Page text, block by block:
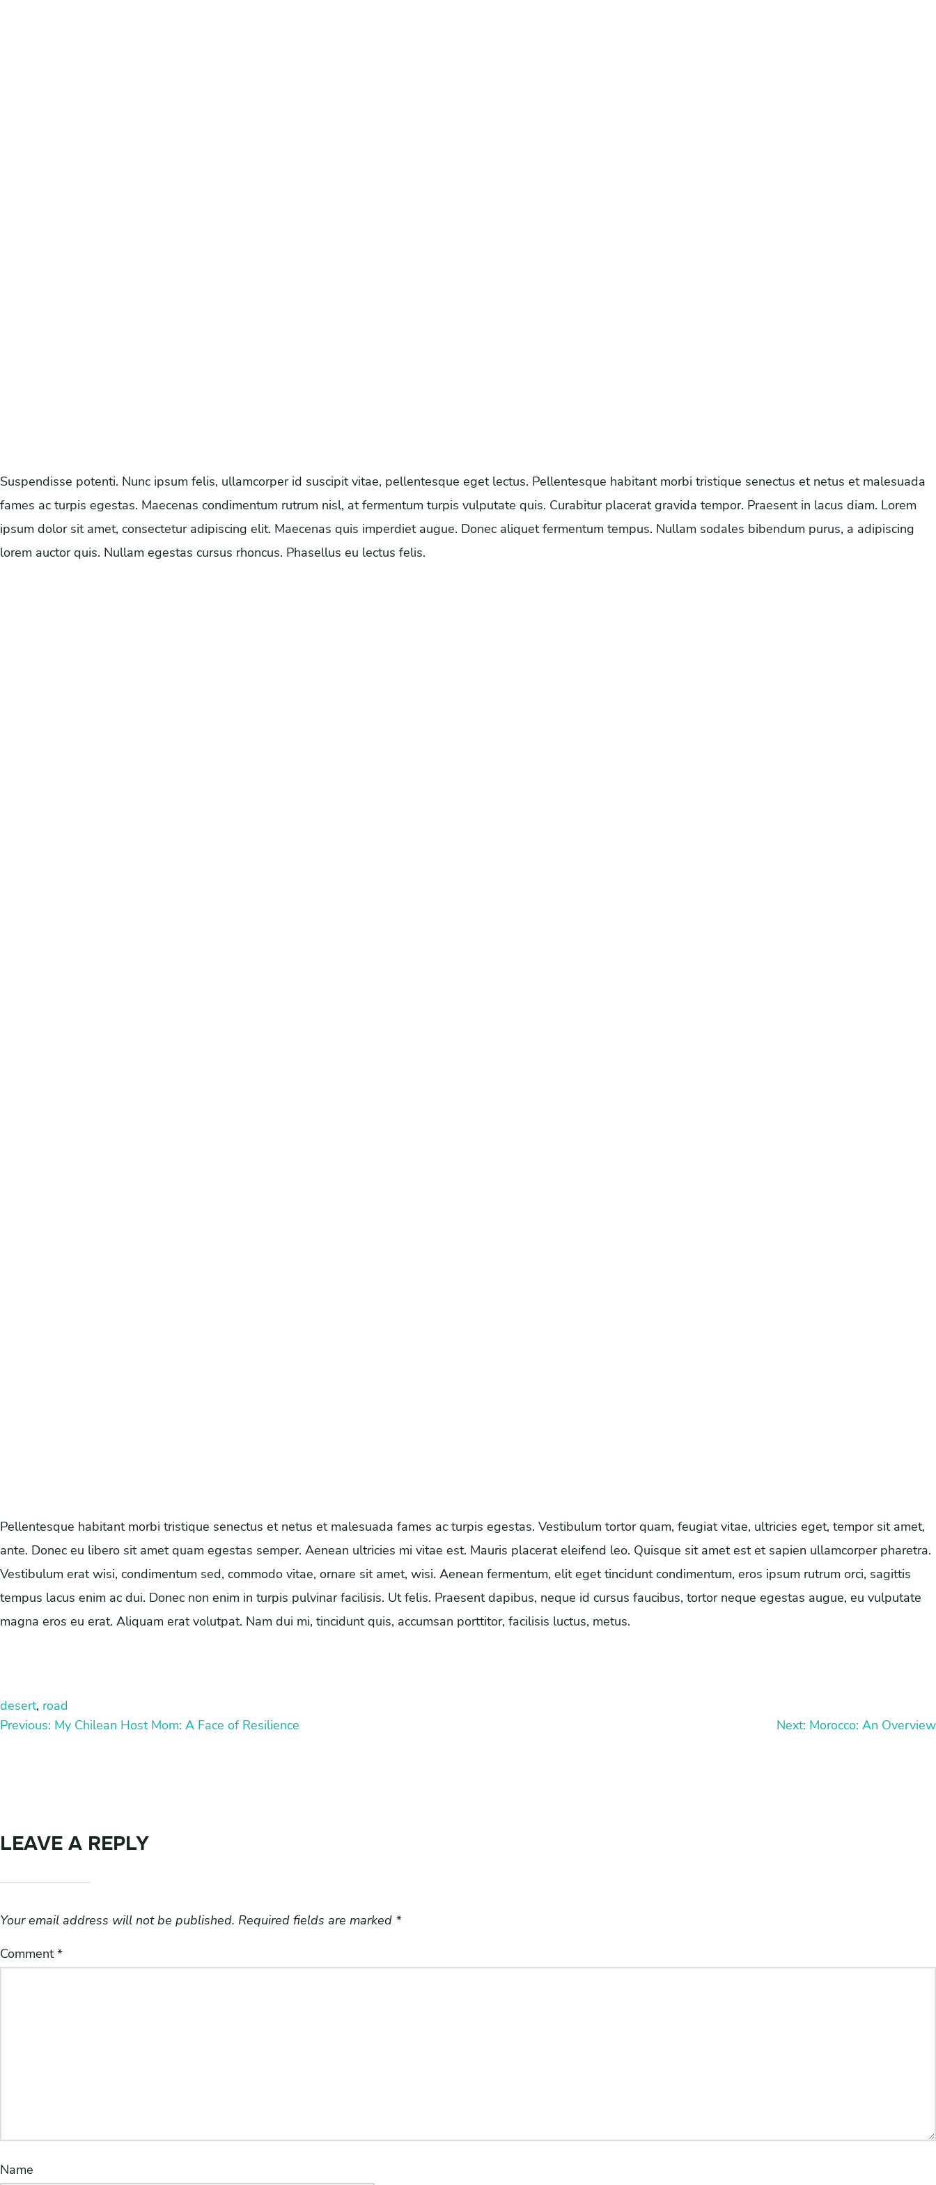
Suspendisse potenti. Nunc ipsum felis, ullamcorper id suscipit vitae, pellentesque eget lectus. Pellentesque habitant morbi tristique senectus et netus et malesuada
fames ac turpis egestas. Maecenas condimentum rutrum nisl, at fermentum turpis vulputate quis. Curabitur placerat gravida tempor. Praesent in lacus diam. Lorem
ipsum dolor sit amet, consectetur adipiscing elit. Maecenas quis imperdiet augue. Donec aliquet fermentum tempus. Nullam sodales bibendum purus, a adipiscing
lorem auctor quis. Nullam egestas cursus rhoncus. Phasellus eu lectus felis.
Pellentesque habitant morbi tristique senectus et netus et malesuada fames ac turpis egestas. Vestibulum tortor quam, feugiat vitae, ultricies eget, tempor sit amet,
ante. Donec eu libero sit amet quam egestas semper. Aenean ultricies mi vitae est. Mauris placerat eleifend leo. Quisque sit amet est et sapien ullamcorper pharetra.
Vestibulum erat wisi, condimentum sed, commodo vitae, ornare sit amet, wisi. Aenean fermentum, elit eget tincidunt condimentum, eros ipsum rutrum orci, sagittis
tempus lacus enim ac dui. Donec non enim in turpis pulvinar facilisis. Ut felis. Praesent dapibus, neque id cursus faucibus, tortor neque egestas augue, eu vulputate
magna eros eu erat. Aliquam erat volutpat. Nam dui mi, tincidunt quis, accumsan porttitor, facilisis luctus, metus.
desert, road
Previous: My Chilean Host Mom: A Face of Resilience Next: Morocco: An Overview
LEAVE A REPLY
Your email address will not be published. Required fields are marked *
Comment*
Name